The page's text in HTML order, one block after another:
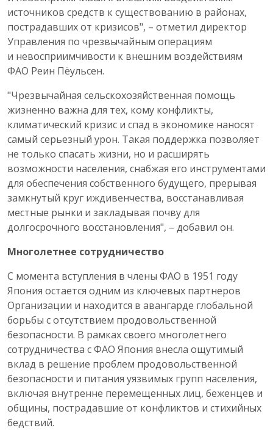
источников средств к существованию в районах,
пострадавших от кризисов", – отметил директор
Управления по чрезвычайным операциям
и невосприимчивости к внешним воздействиям
ФАО Реин Пёульсен.
"Чрезвычайная сельскохозяйственная помощь
жизненно важна для тех, кому конфликты,
климатический кризис и спад в экономике наносят
самый серьезный урон. Такая поддержка позволяет
не только спасать жизни, но и расширять
возможности населения, снабжая его инструментами
для обеспечения собственного будущего, прерывая
замкнутый круг иждивенчества, восстанавливая
местные рынки и закладывая почву для
долгосрочного восстановления", – добавил он.
Многолетнее сотрудничество
С момента вступления в члены ФАО в 1951 году
Япония остается одним из ключевых партнеров
Организации и находится в авангарде глобальной
борьбы с отсутствием продовольственной
безопасности. В рамках своего многолетнего
сотрудничества с ФАО Япония внесла ощутимый
вклад в решение проблем продовольственной
безопасности и питания уязвимых групп населения,
включая внутренне перемещенных лиц, беженцев и
общины, пострадавшие от конфликтов и стихийных
бедствий.